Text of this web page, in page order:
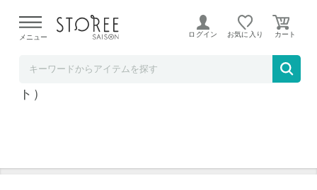
よる配送遅延が発生しております。
メニュー ログイン お気に入り
クリーナーツールオーガナイザー（ホワイ
ト）